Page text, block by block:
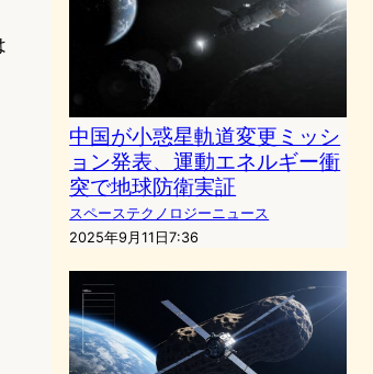
中国が小惑星軌道変更ミッシ
ョン発表、運動エネルギー衝
突で地球防衛実証
スペーステクノロジーニュース
2025年9月11日7:36